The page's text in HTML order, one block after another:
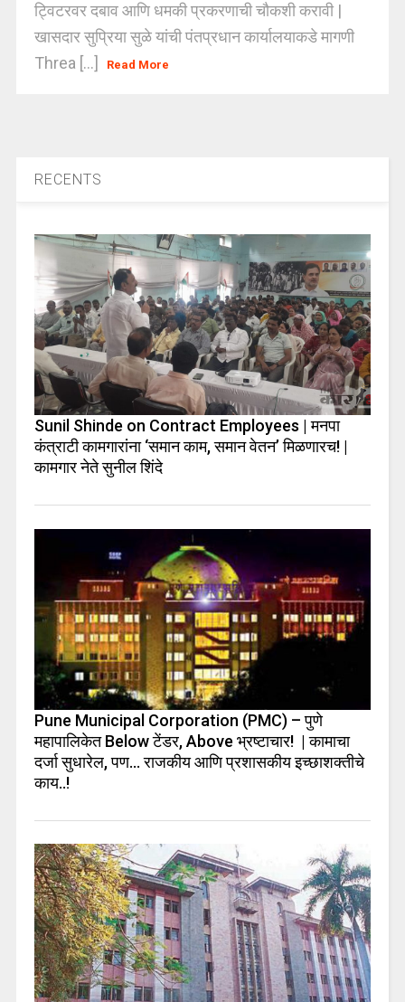
ट्विटरवर दबाव आणि धमकी प्रकरणाची चौकशी करावी |
खासदार सुप्रिया सुळे यांची पंतप्रधान कार्यालयाकडे मागणी
Threa [...]
Read More
RECENTS
Sunil Shinde on Contract Employees | मनपा
कंत्राटी कामगारांना ‘समान काम, समान वेतन’ मिळणारच! |
कामगार नेते सुनील शिंदे
Pune Municipal Corporation (PMC) – पुणे
महापालिकेत Below टेंडर, Above भ्रष्टाचार! | कामाचा
दर्जा सुधारेल, पण… राजकीय आणि प्रशासकीय इच्छाशक्तीचे
काय..!